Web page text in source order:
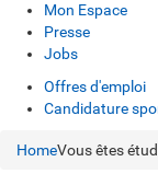
Mon Espace
Presse
Jobs
Offres d'emploi
Candidature
HomeVous êtes